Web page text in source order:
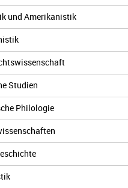
und Amerikanistik
Studien
Philologie